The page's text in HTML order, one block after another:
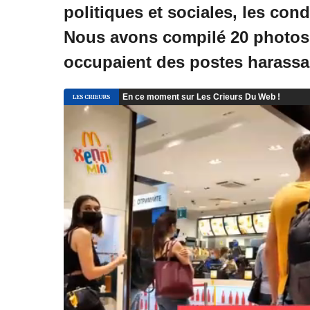
politiques et sociales, les
Nous avons compilé 20
occupaient des postes